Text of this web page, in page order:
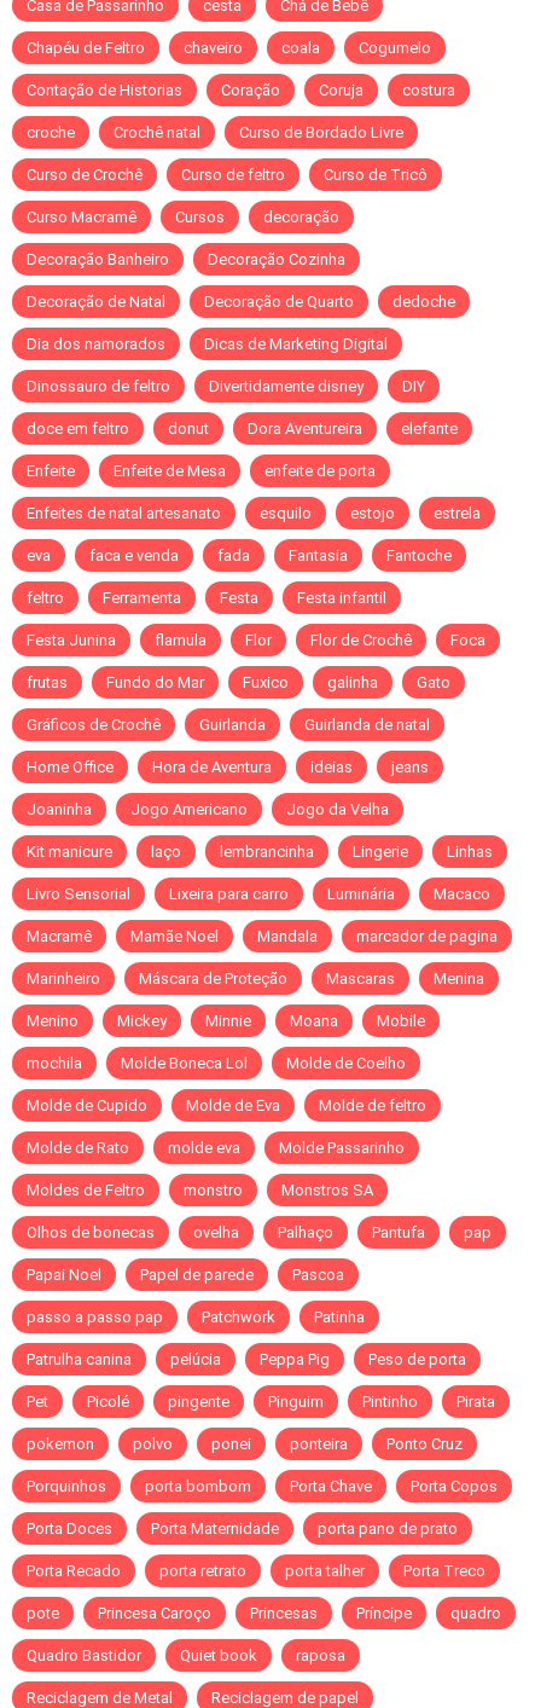
Casa de Passarinho cesta Chá de Bebê
Chapéu de Feltro chaveiro coala Cogumelo
Contação de Historias Coração Coruja costura
croche Crochê natal Curso de Bordado Livre
Curso de Crochê Curso de feltro Curso de Tricô
Curso Macramê Cursos decoração
Decoração Banheiro Decoração Cozinha
Decoração de Natal Decoração de Quarto dedoche
Dia dos namorados Dicas de Marketing Digital
Dinossauro de feltro Divertidamente disney DIY
doce em feltro donut Dora Aventureira elefante
Enfeite Enfeite de Mesa enfeite de porta
Enfeites de natal artesanato esquilo estojo estrela
eva faca e venda fada Fantasia Fantoche
feltro Ferramenta Festa Festa infantil
Festa Junina flamula Flor Flor de Crochê Foca
frutas Fundo do Mar Fuxico galinha Gato
Gráficos de Crochê Guirlanda Guirlanda de natal
Home Office Hora de Aventura ideias jeans
Joaninha Jogo Americano Jogo da Velha
Kit manicure laço lembrancinha Lingerie Linhas
Livro Sensorial Lixeira para carro Luminária Macaco
Macramê Mamãe Noel Mandala marcador de pagina
Marinheiro Máscara de Proteção Mascaras Menina
Menino Mickey Minnie Moana Mobile
mochila Molde Boneca Lol Molde de Coelho
Molde de Cupido Molde de Eva Molde de feltro
Molde de Rato molde eva Molde Passarinho
Moldes de Feltro monstro Monstros SA
Olhos de bonecas ovelha Palhaço Pantufa pap
Papai Noel Papel de parede Pascoa
passo a passo pap Patchwork Patinha
Patrulha canina pelúcia Peppa Pig Peso de porta
Pet Picolé pingente Pinguim Pintinho Pirata
pokemon polvo ponei ponteira Ponto Cruz
Porquinhos porta bombom Porta Chave Porta Copos
Porta Doces Porta Maternidade porta pano de prato
Porta Recado porta retrato porta talher Porta Treco
pote Princesa Caroço Princesas Príncipe quadro
Quadro Bastidor Quiet book raposa
Reciclagem de Metal Reciclagem de papel